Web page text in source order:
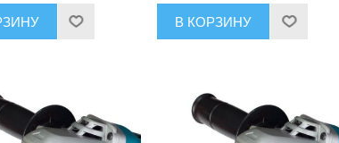
В КОРЗИНУ